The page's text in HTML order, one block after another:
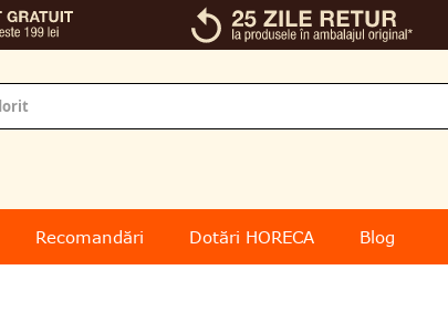
Recomandări Dotări HORECA Blog